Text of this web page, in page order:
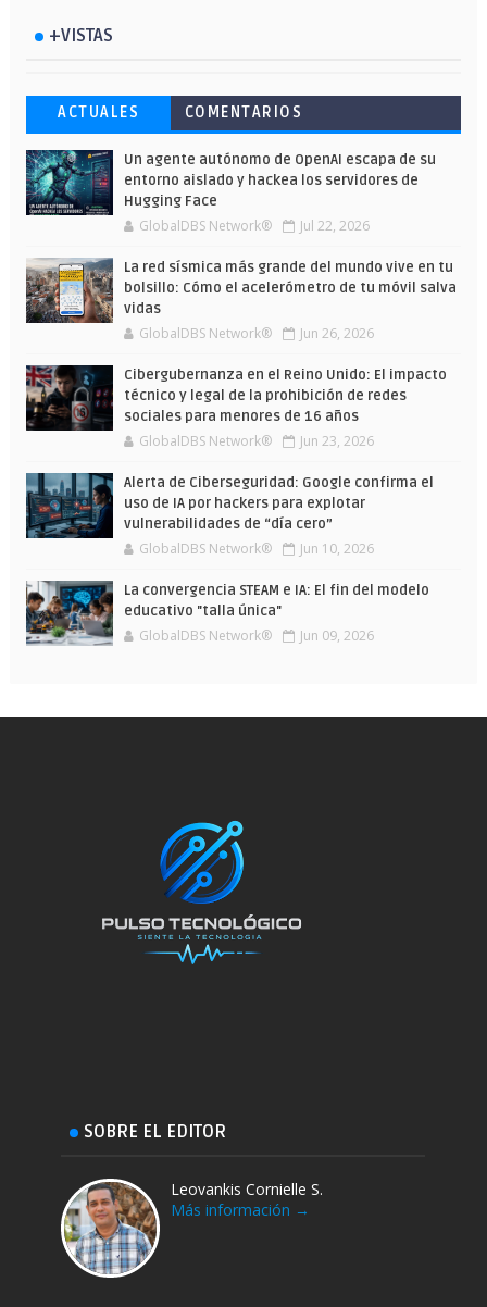
+VISTAS
Esto ha ocurrido cuando una gran web
ha dejado a la IA escribir sobre Star
Wars
Ahorra y compra de oferta: Cuándo es
más barato comprar en Shein
Microsoft lanza unos cursos gratuitos
y limitados para que te formes este
verano
ACTUALES COMENTARIOS
Un agente autónomo de OpenAI escapa de su
entorno aislado y hackea los servidores de
Hugging Face
GlobalDBS Network® Jul 22, 2026
La red sísmica más grande del mundo vive en tu
bolsillo: Cómo el acelerómetro de tu móvil salva
vidas
GlobalDBS Network® Jun 26, 2026
Cibergubernanza en el Reino Unido: El impacto
técnico y legal de la prohibición de redes
sociales para menores de 16 años
GlobalDBS Network® Jun 23, 2026
Alerta de Ciberseguridad: Google confirma el
uso de IA por hackers para explotar
vulnerabilidades de “día cero”
GlobalDBS Network® Jun 10, 2026
La convergencia STEAM e IA: El fin del modelo
educativo "talla única"
GlobalDBS Network® Jun 09, 2026
SOBRE EL EDITOR
Leovankis Cornielle S.
Más información →